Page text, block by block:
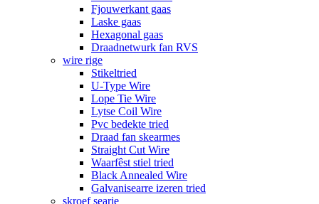
Fjouwerkant gaas
Laske gaas
Hexagonal gaas
Draadnetwurk fan RVS
wire rige
Stikeltried
U-Type Wire
Lope Tie Wire
Lytse Coil Wire
Pvc bedekte tried
Draad fan skearmes
Straight Cut Wire
Waarfêst stiel tried
Black Annealed Wire
Galvanisearre izeren tried
skroef searje